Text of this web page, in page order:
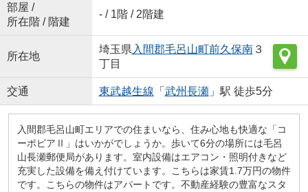
部屋 /
所在階 / 階建
- / 1階 / 2階建
所在地
埼玉県 入間郡毛呂山町前久保南３
丁目
交通 東武越生線 「 武州長瀬」駅 徒歩5分
入間郡毛呂山町エリアでの住まいなら、住み心地も快適な「コ
ーポピアⅡ」はいかがでしょうか。歩いて6分の場所には毛呂
山長瀬郵便局があります。室内設備はエアコン・照明付きなど
充実した設備を備え付けています。こちらは家賃1.7万円の物件
です。こちらの物件はアパートです。不動産経験の豊富なスタ